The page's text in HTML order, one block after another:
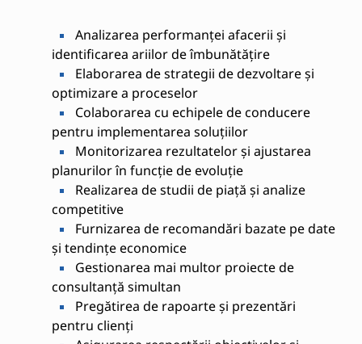
Analizarea performanței afacerii și
identificarea ariilor de îmbunătățire
Elaborarea de strategii de dezvoltare și
optimizare a proceselor
Colaborarea cu echipele de conducere
pentru implementarea soluțiilor
Monitorizarea rezultatelor și ajustarea
planurilor în funcție de evoluție
Realizarea de studii de piață și analize
competitive
Furnizarea de recomandări bazate pe date
și tendințe economice
Gestionarea mai multor proiecte de
consultanță simultan
Pregătirea de rapoarte și prezentări
pentru clienți